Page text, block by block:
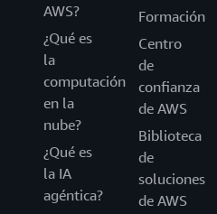
AWS?
¿Qué es
la
computación
en la
nube?
¿Qué es
la IA
agéntica?
Formación
Centro
de
confianza
de AWS
Biblioteca
de
soluciones
de AWS